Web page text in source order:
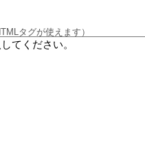
タグが使えます）